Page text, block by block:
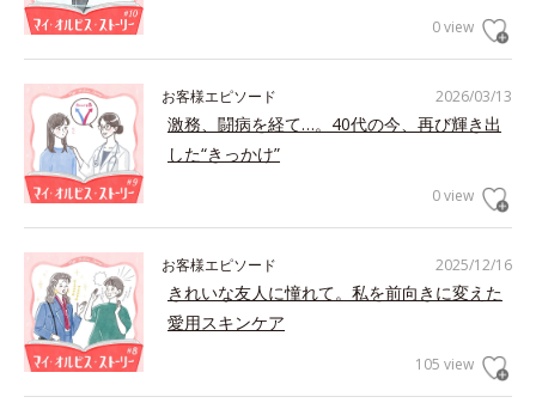
0 view
2026/03/13
お客様エピソード
激務、闘病を経て…。40代の今、再び輝き出
した“きっかけ”
0 view
2025/12/16
お客様エピソード
きれいな友人に憧れて。私を前向きに変えた
愛用スキンケア
105 view